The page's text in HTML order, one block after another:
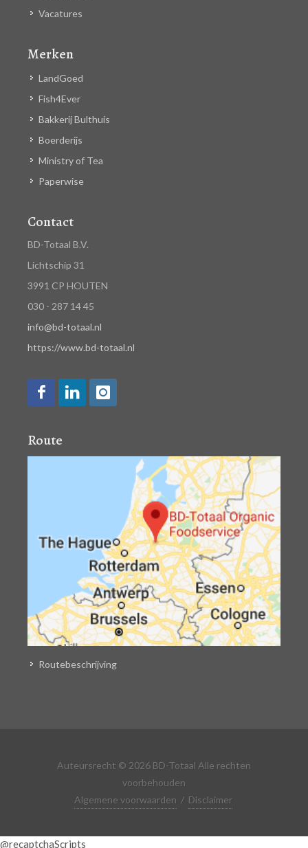
Vacatures
Merken
LandGoed
Fish4Ever
Bakkerij Bulthuis
Boerderijs
Ministry of Tea
Paperwise
Contact
BD-Totaal B.V.
Lichtschip 31
3991 CP HOUTEN
030 - 287 14 45
info@bd-totaal.nl
https://www.bd-totaal.nl
Route
Routebeschrijving
Auteursrecht © 2026 BD-Totaal Alle rechten
voorbehouden
Algemene voorwaarden / Disclaimer
@recaptchaScripts